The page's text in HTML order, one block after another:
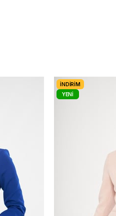
İNDIRIM
YENI